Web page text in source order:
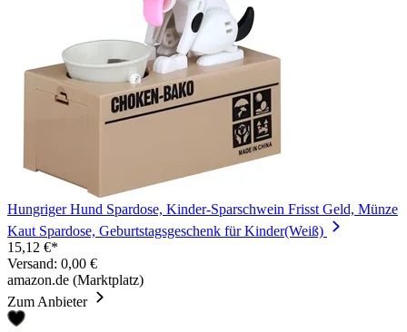
Hungriger Hund Spardose, Kinder-Sparschwein Frisst Geld, Münze
Kaut Spardose, Geburtstagsgeschenk für Kinder(Weiß)
15,12 €*
Versand: 0,00 €
amazon.de (Marktplatz)
Zum Anbieter